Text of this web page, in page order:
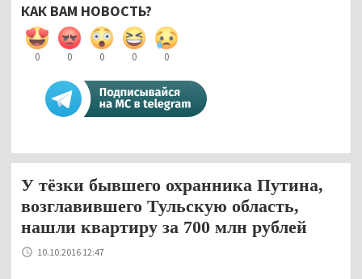
КАК ВАМ НОВОСТЬ?
0 0 0 0 0
У тёзки бывшего охранника Путина,
возглавившего Тульскую область,
нашли квартиру за 700 млн рублей
10.10.2016 12:47